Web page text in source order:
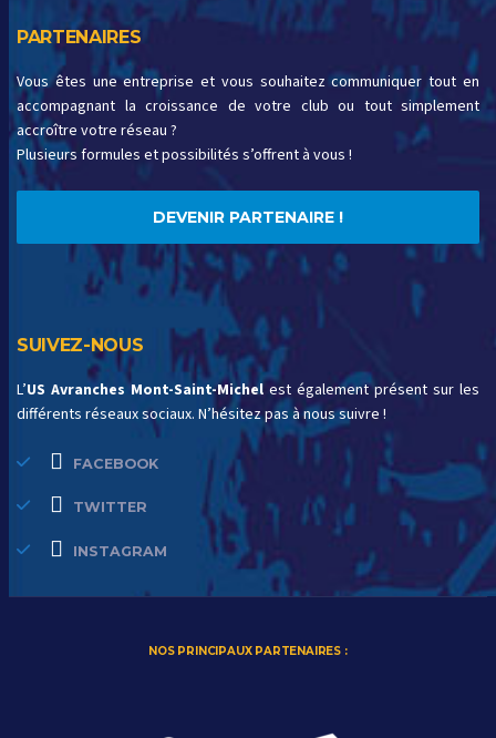
PARTENAIRES
Vous êtes une entreprise et vous souhaitez communiquer tout en
accompagnant la croissance de votre club ou tout simplement
accroître votre réseau ?
Plusieurs formules et possibilités s’offrent à vous !
DEVENIR PARTENAIRE !
SUIVEZ-NOUS
L’US Avranches Mont-Saint-Michel est également présent sur les
différents réseaux sociaux. N’hésitez pas à nous suivre !
FACEBOOK
TWITTER
INSTAGRAM
NOS PRINCIPAUX PARTENAIRES :